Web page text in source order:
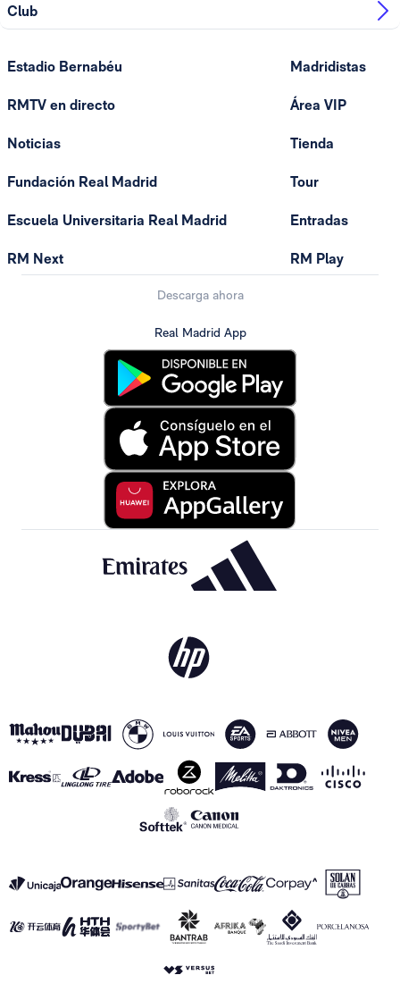
Club
Estadio Bernabéu
RMTV en directo
Noticias
Fundación Real Madrid
Escuela Universitaria Real Madrid
RM Next
Madridistas
Área VIP
Tienda
Tour
Entradas
RM Play
Descarga ahora
Real Madrid App